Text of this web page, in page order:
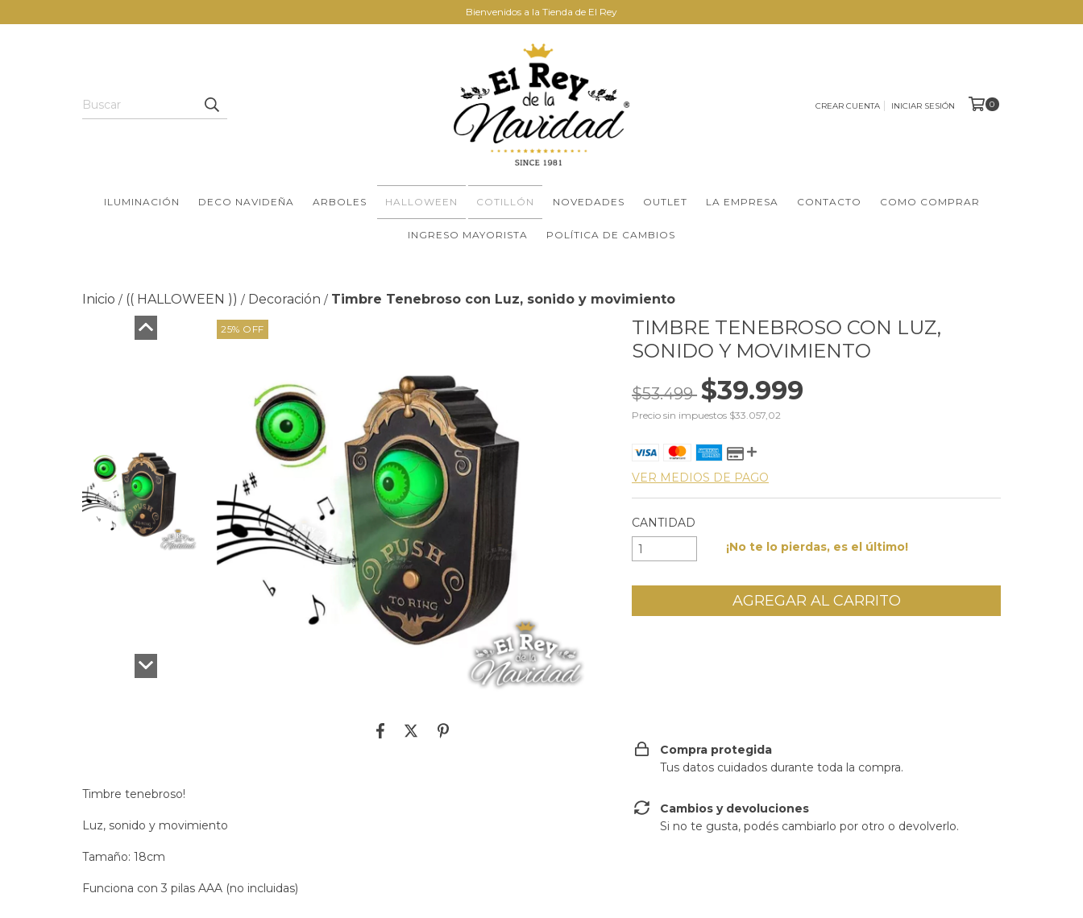
Bienvenidos a la Tienda de El Rey
CREAR CUENTA INICIAR SESIÓN 0
ILUMINACIÓN DECO NAVIDEÑA ARBOLES HALLOWEEN COTILLÓN NOVEDADES OUTLET LA EMPRESA CONTACTO COMO COMPRAR
INGRESO MAYORISTA POLÍTICA DE CAMBIOS
Inicio / (( HALLOWEEN )) / Decoración / Timbre Tenebroso con Luz, sonido y movimiento
25% OFF
Timbre tenebroso!
Luz, sonido y movimiento
Tamaño: 18cm
Funciona con 3 pilas AAA (no incluidas)
TIMBRE TENEBROSO CON LUZ,
SONIDO Y MOVIMIENTO
$53.499 $39.999
Precio sin impuestos $33.057,02
VER MEDIOS DE PAGO
CANTIDAD
¡No te lo pierdas, es el último!
Compra protegida
Tus datos cuidados durante toda la compra.
Cambios y devoluciones
Si no te gusta, podés cambiarlo por otro o devolverlo.